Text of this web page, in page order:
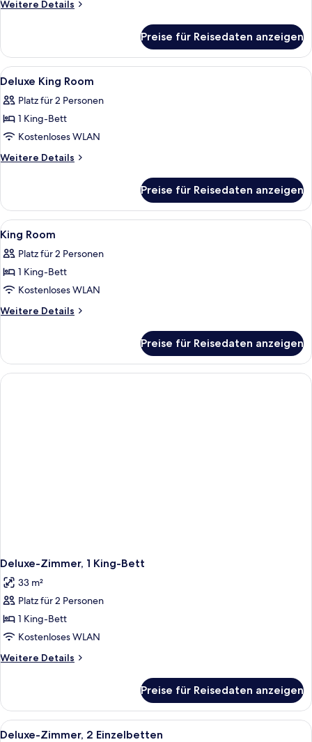
Weitere Details
Weitere
Twin
Beds
Deluxe
Preise für Reisedaten anzeigen
Alle
Fotos
für
Deluxe
King
Room
Allergikerbettwaren, Zimmersafe,
9
Deluxe King Room
Platz für 2 Personen
1 King-Bett
Kostenloses WLAN
Weitere Details
Weitere
King
Room
Preise für Reisedaten anzeigen
Alle
Fotos
für
King
Room
anzeigen
Allergikerbettwaren, Zimmersafe,
5
King Room
Platz für 2 Personen
1 King-Bett
Kostenloses WLAN
Weitere Details
Weitere
Room
Preise für Reisedaten anzeigen
Deluxe-Zimmer, 1 King-Bett
33 m²
Platz für 2 Personen
1 King-Bett
Kostenloses WLAN
Weitere Details
Weitere
Zimmer,
1 King-
Bett
Preise für Reisedaten anzeigen
Alle
Ein Hotelzimmer mit zwei Betten,
2
Deluxe-Zimmer, 2 Einzelbetten